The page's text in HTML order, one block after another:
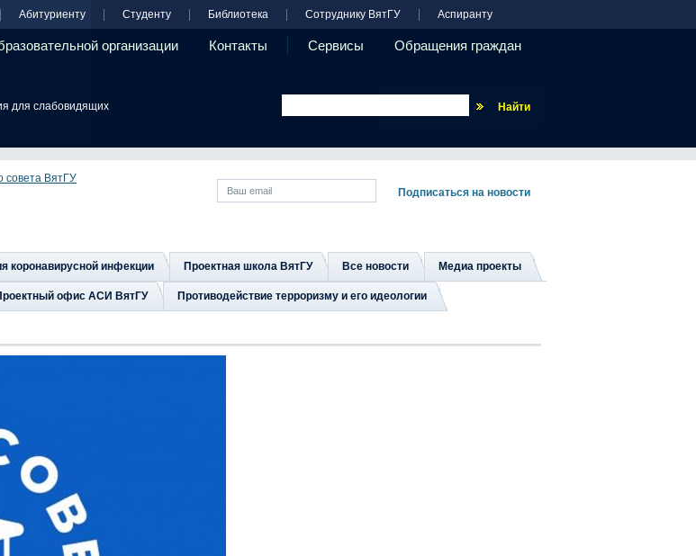
Абитуриенту Студенту Библиотека Сотруднику ВятГУ Аспиранту
организации Контакты Сервисы Обращения граждан
для слабовидящих
совета ВятГУ
коронавирусной инфекции Проектная школа ВятГУ Все новости Медиа проекты
офис АСИ ВятГУ Противодействие терроризму и его идеологии